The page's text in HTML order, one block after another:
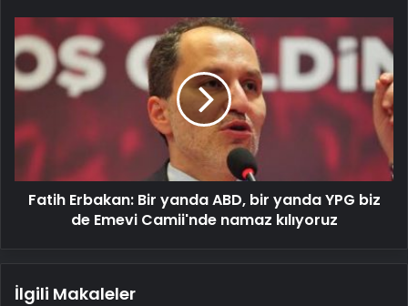
Erbakan:
Bir
yanda
bir
yanda
biz
Fatih Erbakan: Bir yanda ABD, bir yanda YPG biz
de Emevi Camii'nde namaz kılıyoruz
İlgili Makaleler